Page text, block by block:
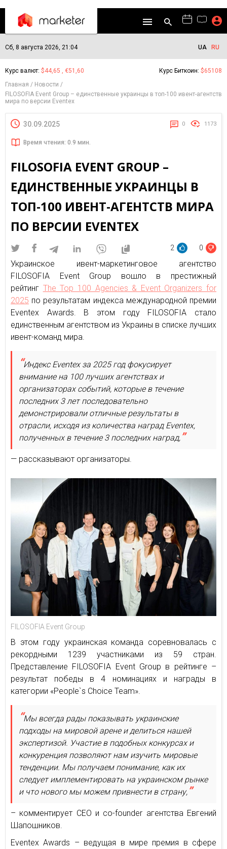
Сб, 8 августа 2026, 21:04 UA RU
Курс валют: $44,65 , €51,60 Курс Биткоин: $65108
Главная
Новости
FILOSOFIA Event Group – единственные украинцы в топ-100 ивент-агентств
мира по версии Eventex
30.09.2025 0 1173
Время чтения: 0.9 мин.
FILOSOFIA EVENT GROUP –
ЕДИНСТВЕННЫЕ УКРАИНЦЫ В
ТОП-100 ИВЕНТ-АГЕНТСТВ МИРА
ПО ВЕРСИИ EVENTEX
2 0
Украинское ивент-маркетинговое агентство
FILOSOFIA Event Group вошло в престижный
рейтинг The Top 100 Agencies & Event Organizers for
2025 по результатам индекса международной премии
Eventex Awards. В этом году FILOSOFIA стало
единственным агентством из Украины в списке лучших
ивент-команд мира.
Индекс Eventex за 2025 год фокусирует
внимание на 100 лучших агентствах и
организаторах событий, которые в течение
последних 3 лет последовательно
демонстрировали отличные результаты в
отрасли, исходя из количества наград Eventex,
полученных в течение 3 последних наград,
— рассказывают организаторы.
FILOSOFIA Event Group
В этом году украинская команда соревновалась с
рекордными 1239 участниками из 59 стран.
Представление FILOSOFIA Event Group в рейтинге –
результат победы в 4 номинациях и награды в
категории «People`s Choice Team».
Мы всегда рады показывать украинские
подходы на мировой арене и делиться нашей
экспертизой. Участие в подобных конкурсах и
конкуренция позволяют нам изучить мировые
тенденции. Мы получаем понимание, как их
следует имплементировать на украинском рынке
и что нового мы можем привнести в страну,
– комментирует CEO и co-founder агентства Евгений
Шапошников.
Eventex Awards – ведущая в мире премия в сфере